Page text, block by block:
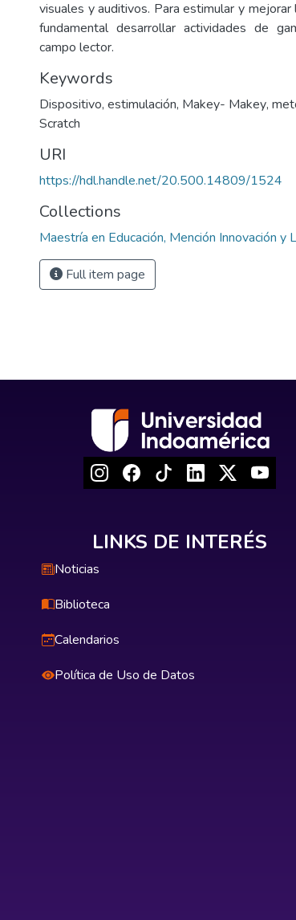
visuales y auditivos. Para estimular y
fundamental desarrollar actividades de
campo lector.
Keywords
Dispositivo, estimulación, Makey- Makey,
Scratch
URI
https://hdl.handle.net/20.500.14809/1524
Collections
Maestría en Educación, Mención Innovación y
Full item page
LINKS DE INTERÉS
Noticias
Biblioteca
Calendarios
Política de Uso de Datos